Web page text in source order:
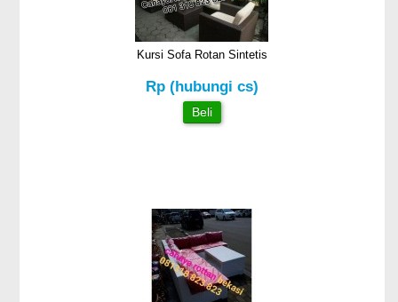
Kursi Sofa Rotan Sintetis
Rp (hubungi cs)
Beli